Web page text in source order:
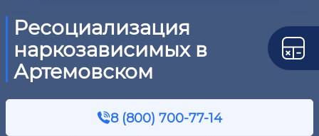
Ресоциализация
наркозависимых в
Артемовском
8 (800) 700-77-14